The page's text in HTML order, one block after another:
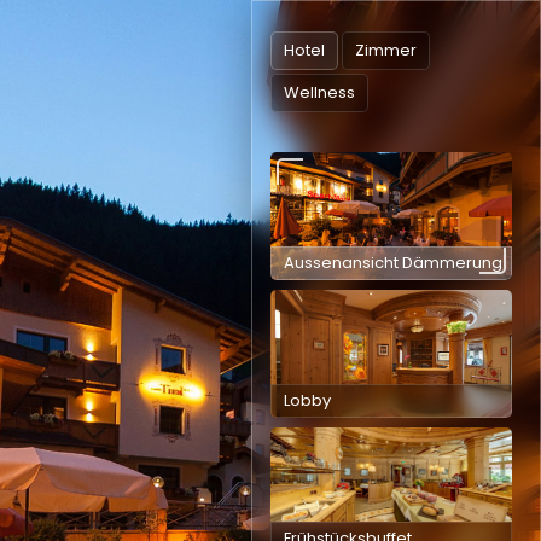
Hotel
Zimmer
Wellness
Aussenansicht Dämmerung
Lobby